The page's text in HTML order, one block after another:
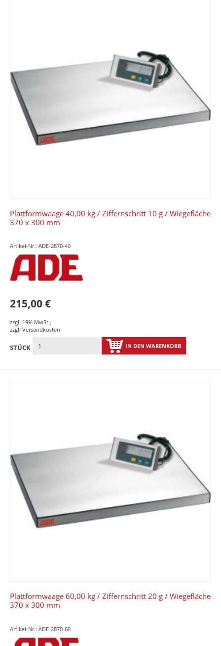
Plattformwaage 40,00 kg / Ziffernschritt 10 g / Wiegefläche
370 x 300 mm
Artikel-Nr.: ADE-2870-40
215,00 €
zzgl. 19% MwSt.,
zzgl. Versandkosten
STÜCK IN DEN WARENKORB
Plattformwaage 60,00 kg / Ziffernschritt 20 g / Wiegefläche
370 x 300 mm
Artikel-Nr.: ADE-2870-60